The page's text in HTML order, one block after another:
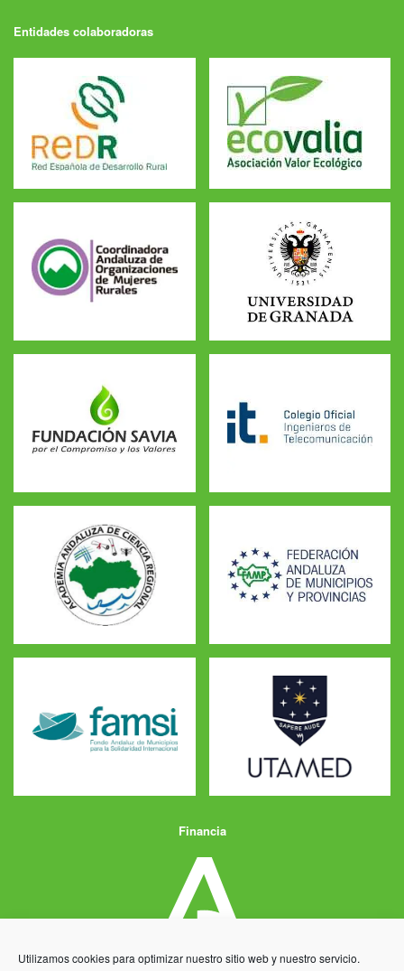
Utilizamos cookies para optimizar nuestro sitio web y nuestro servicio.
Entidades colaboradoras
Financia